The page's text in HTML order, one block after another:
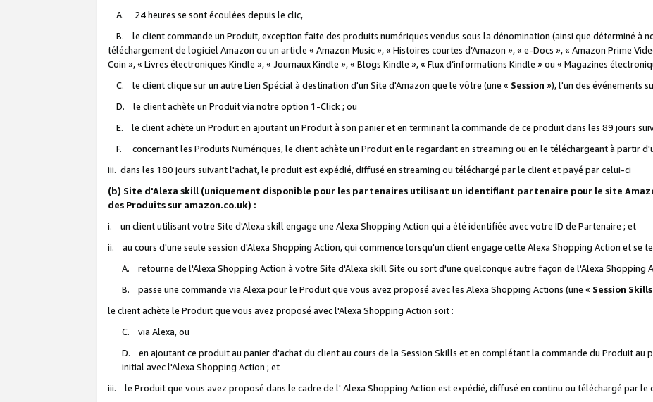
A. 24 heures se sont écoulées depuis le clic,
B. le client commande un Produit, exception faite des produits numériques vendus sous la dénomination (ainsi que déterminé à
téléchargement de logiciel Amazon ou un article « Amazon Music », « Histoires courtes d’Amazon », « e-Docs », « Amazon Prime
Coin », « Livres électroniques Kindle », « Journaux Kindle », « Blogs Kindle », « Flux d’informations Kindle » ou « Magazines
C. le client clique sur un autre Lien Spécial à destination d'un Site d'Amazon que le vôtre (une « Session »), l'un des événements
D. le client achète un Produit via notre option 1-Click ; ou
E. le client achète un Produit en ajoutant un Produit à son panier et en terminant la commande de ce produit dans les 89 jours
F. concernant les Produits Numériques, le client achète un Produit en le regardant en streaming ou en le téléchargeant à partir
iii. dans les 180 jours suivant l'achat, le produit est expédié, diffusé en streaming ou téléchargé par le client et payé par celui-ci
(b) Site d'Alexa skill (uniquement disponible pour les partenaires utilisant un identifiant partenaire pour le site
des Produits sur amazon.co.uk) :
i. un client utilisant votre Site d'Alexa skill engage une Alexa Shopping Action qui a été identifiée avec votre ID de Partenaire ; et
ii. au cours d'une seule session d'Alexa Shopping Action, qui commence lorsqu'un client engage cette Alexa Shopping Action et se
A. retourne de l'Alexa Shopping Action à votre Site d'Alexa skill Site ou sort d'une quelconque autre façon de l'Alexa Shopping
B. passe une commande via Alexa pour le Produit que vous avez proposé avec les Alexa Shopping Actions (une « Session Skills
le client achète le Produit que vous avez proposé avec l'Alexa Shopping Action soit :
C. via Alexa, ou
D. en ajoutant ce produit au panier d'achat du client au cours de la Session Skills et en complétant la commande du Produit au
initial avec l'Alexa Shopping Action ; et
iii. le Produit que vous avez proposé dans le cadre de l' Alexa Shopping Action est expédié, diffusé en continu ou téléchargé par le